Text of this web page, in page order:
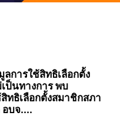
การใช้สิทธิเลือกตั้ง
ป็นทางการ พบ
ทธิเลือกตั้งสมาชิกสภา
อบจ....